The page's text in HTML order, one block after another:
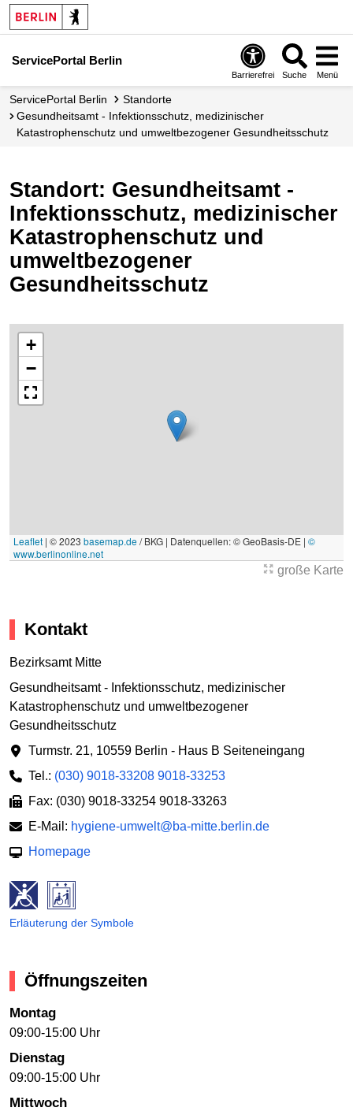
ServicePortal Berlin
Barrierefrei Suche Menü
ServicePortal Berlin
Standorte
Gesundheitsamt - Infektionsschutz, medizinischer
Katastrophenschutz und umweltbezogener Gesundheitsschutz
Standort: Gesundheitsamt -
Infektionsschutz, medizinischer
Katastrophenschutz und
umweltbezogener
Gesundheitsschutz
+
−
Leaflet | © 2023 basemap.de/ BKG | Datenquellen: © GeoBasis-DE | ©
www.berlinonline.net
große Karte
Kontakt
Bezirksamt Mitte
Gesundheitsamt - Infektionsschutz, medizinischer
Katastrophenschutz und umweltbezogener
Gesundheitsschutz
Turmstr. 21, 10559 Berlin - Haus B Seiteneingang
Tel.: (030) 9018-33208 9018-33253
Fax: (030) 9018-33254 9018-33263
E-Mail: hygiene-umwelt@ba-mitte.berlin.de
Homepage
Erläuterung der Symbole
Öffnungszeiten
Montag
09:00-15:00 Uhr
Dienstag
09:00-15:00 Uhr
Mittwoch